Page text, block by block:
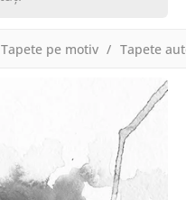
Tapete pe motiv Tapete